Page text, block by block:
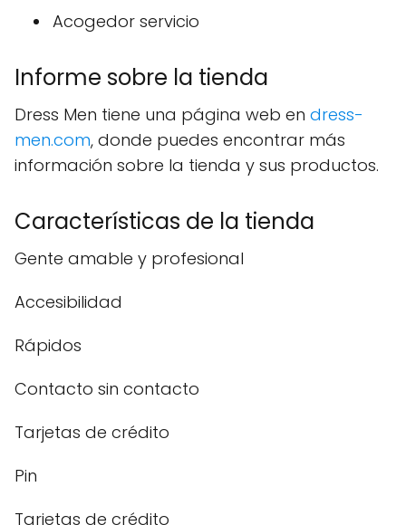
Acogedor servicio
Informe sobre la tienda
Dress Men tiene una página web en dress-
men.com, donde puedes encontrar más
información sobre la tienda y sus productos.
Características de la tienda
Gente amable y profesional
Accesibilidad
Rápidos
Contacto sin contacto
Tarjetas de crédito
Pin
Tarjetas de crédito